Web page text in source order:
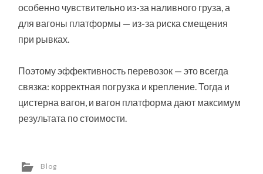
особенно чувствительно из-за наливного груза, а
для вагоны платформы — из-за риска смещения
при рывках.
Поэтому эффективность перевозок — это всегда
связка: корректная погрузка и крепление. Тогда и
цистерна вагон, и вагон платформа дают максимум
результата по стоимости.
Blog